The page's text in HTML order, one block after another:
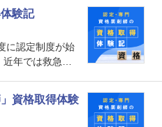
し、専門性を
者に寄り添え
物療法認定薬
す。
験記
に認定制度が始
年では救急病
か。今回はそん
ご紹介しま
資格取得体験